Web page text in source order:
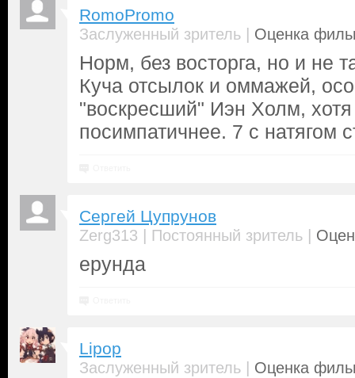
RomoPromo
Заслуженный зритель | Оценка
Норм, без восторга, но и не
Куча отсылок и оммажей,
"воскресший" Иэн Холм, хотя
посимпатичнее. 7 с натягом
Cергей Цупрунов
Zerg313 | Постоянный зритель |
ерунда
Lipop
Заслуженный зритель | Оценка